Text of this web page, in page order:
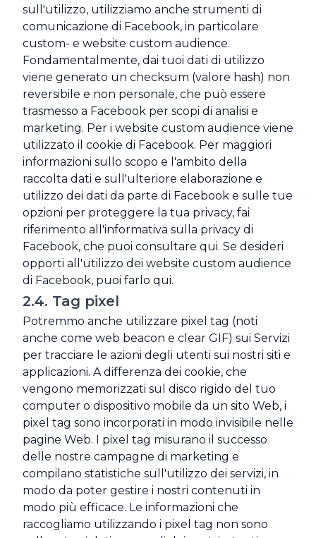
sull'utilizzo, utilizziamo anche strumenti di
comunicazione di Facebook, in particolare
custom- e website custom audience.
Fondamentalmente, dai tuoi dati di utilizzo
viene generato un checksum (valore hash) non
reversibile e non personale, che può essere
trasmesso a Facebook per scopi di analisi e
marketing. Per i website custom audience viene
utilizzato il cookie di Facebook. Per maggiori
informazioni sullo scopo e l'ambito della
raccolta dati e sull'ulteriore elaborazione e
utilizzo dei dati da parte di Facebook e sulle tue
opzioni per proteggere la tua privacy, fai
riferimento all'informativa sulla privacy di
Facebook, che puoi consultare qui. Se desideri
opporti all'utilizzo dei website custom audience
di Facebook, puoi farlo qui.
2.4. Tag pixel
Potremmo anche utilizzare pixel tag (noti
anche come web beacon e clear GIF) sui Servizi
per tracciare le azioni degli utenti sui nostri siti e
applicazioni. A differenza dei cookie, che
vengono memorizzati sul disco rigido del tuo
computer o dispositivo mobile da un sito Web, i
pixel tag sono incorporati in modo invisibile nelle
pagine Web. I pixel tag misurano il successo
delle nostre campagne di marketing e
compilano statistiche sull'utilizzo dei servizi, in
modo da poter gestire i nostri contenuti in
modo più efficace. Le informazioni che
raccogliamo utilizzando i pixel tag non sono